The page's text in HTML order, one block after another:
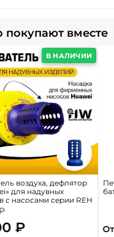
покупают вместе
В НАЛИЧИИ
воздуха, дефлятор
для надувных
с насосами серии REH
₽ От